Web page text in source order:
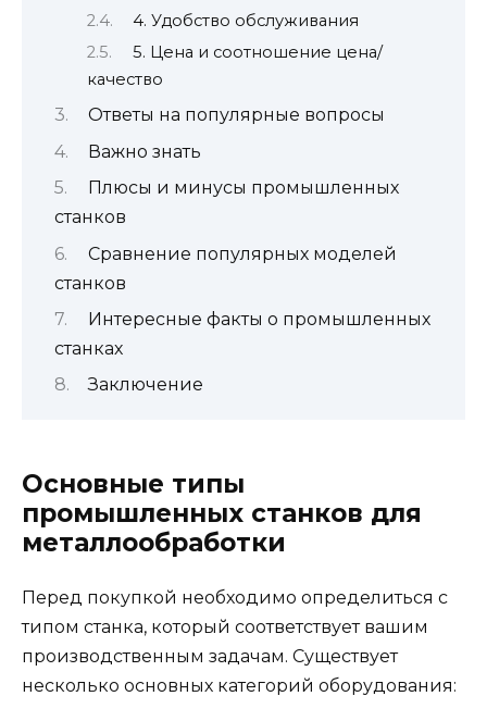
4. Удобство обслуживания
5. Цена и соотношение цена/
качество
Ответы на популярные вопросы
Важно знать
Плюсы и минусы промышленных
станков
Сравнение популярных моделей
станков
Интересные факты о промышленных
станках
Заключение
Основные типы
промышленных станков для
металлообработки
Перед покупкой необходимо определиться с
типом станка, который соответствует вашим
производственным задачам. Существует
несколько основных категорий оборудования: